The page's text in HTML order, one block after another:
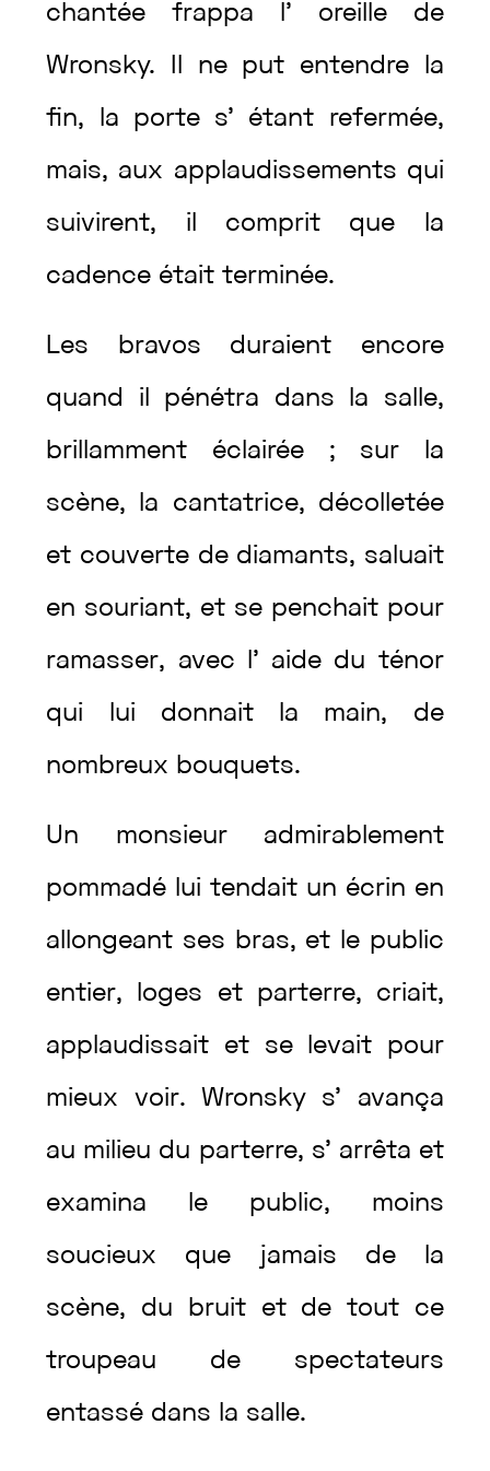
chantéefrappa l’ oreille de
Wronsky. ne put entendre la
fin, la porte s’ étant refermée,
mais, aux applaudissements qui
suivirent, il comprit que la
cadence étaitterminée.
Les bravos duraient encore
quand il pénétra dans la salle,
brillamment éclairée ; sur la
scène, la cantatrice, décolletée
et couverte de diamants, saluait
en souriant, et se penchait pour
ramasser, avec l’ aide du ténor
qui lui donnait la main, de
nombreux bouquets.
Un monsieur admirablement
pommadé luitendait un écrin en
allongeant ses bras, et le public
entier, loges et parterre, criait,
applaudissait et se levait pour
mieux voir. Wronsky s’ avança
au milieu du parterre, s’ arrêta et
examina le public, moins
soucieux que jamais de la
scène, du bruit et de tout ce
troupeau de spectateurs
entassé dans la salle.